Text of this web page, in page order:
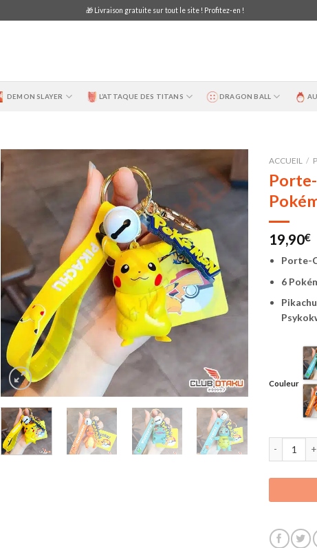
🎁 Livraison gratuite sur tout le site ! Profitez-en !
DEMON SLAYER L’ATTAQUE DES TITANS DRAGON BALL
ACCUEIL /
19,90€
Porte-
6
Couleur